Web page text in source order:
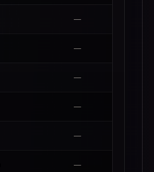
—
—
—
—
—
—